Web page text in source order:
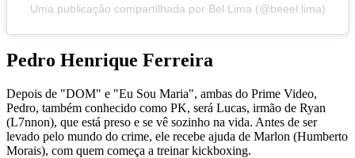
Uma publicação compartilhada por Bel Lima (@beeel.lima)
Pedro Henrique Ferreira
Depois de "DOM" e "Eu Sou Maria", ambas do Prime Video,
Pedro, também conhecido como PK, será Lucas, irmão de Ryan
(L7nnon), que está preso e se vê sozinho na vida. Antes de ser
levado pelo mundo do crime, ele recebe ajuda de Marlon (Humberto
Morais), com quem começa a treinar kickboxing.